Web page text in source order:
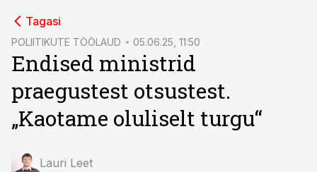
Tagasi
POLIITIKUTE TÖÖLAUD 05.06.25, 11:50
Endised ministrid
praegustest otsustest.
„Kaotame oluliselt turgu“
Lauri Leet